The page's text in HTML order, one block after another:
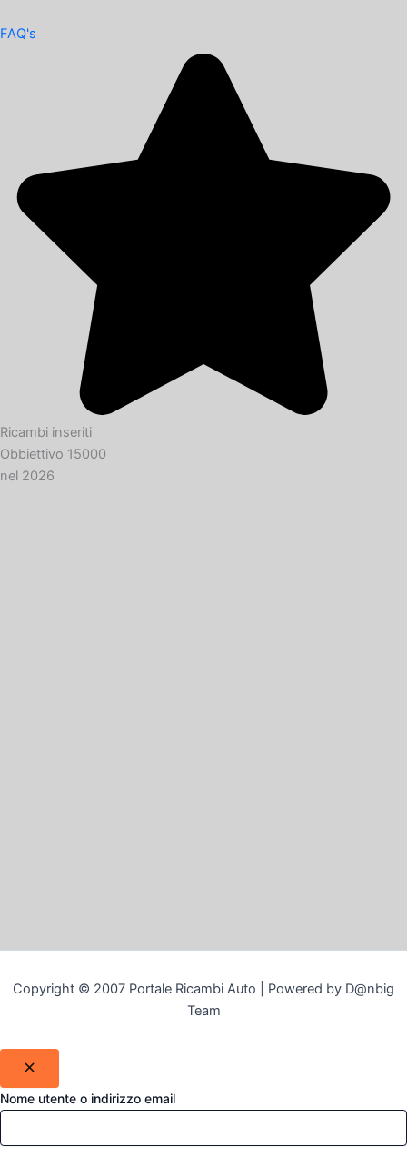
FAQ's
Ricambi inseriti
Obbiettivo 15000
nel 2026
Copyright © 2007 Portale Ricambi Auto | Powered by D@nbig
Team
Nome utente o indirizzo email